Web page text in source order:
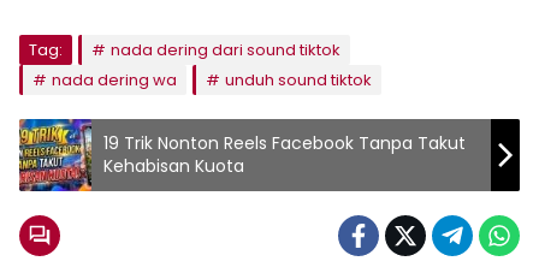
Tag:
nada dering dari sound tiktok
nada dering wa
unduh sound tiktok
19 Trik Nonton Reels Facebook Tanpa Takut
Kehabisan Kuota